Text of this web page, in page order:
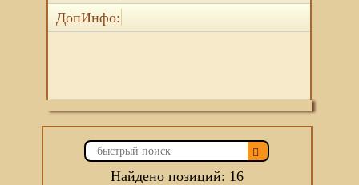
ДопИнфо:
Найдено позиций: 16